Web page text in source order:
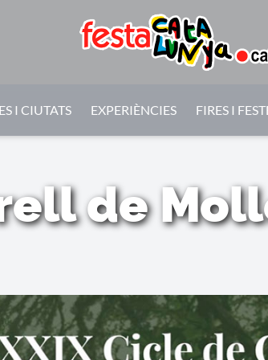
I CIUTATS EXPERIÈNCIES FIRES I
de